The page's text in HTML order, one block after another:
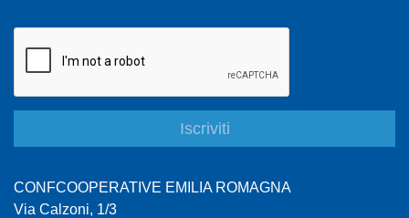
CONFCOOPERATIVE EMILIA ROMAGNA
Via Calzoni, 1/3